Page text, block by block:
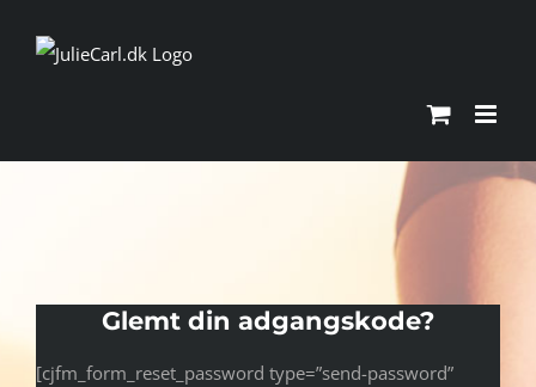
Glemt din adgangskode?
[cjfm_form_reset_password type=”send-password”